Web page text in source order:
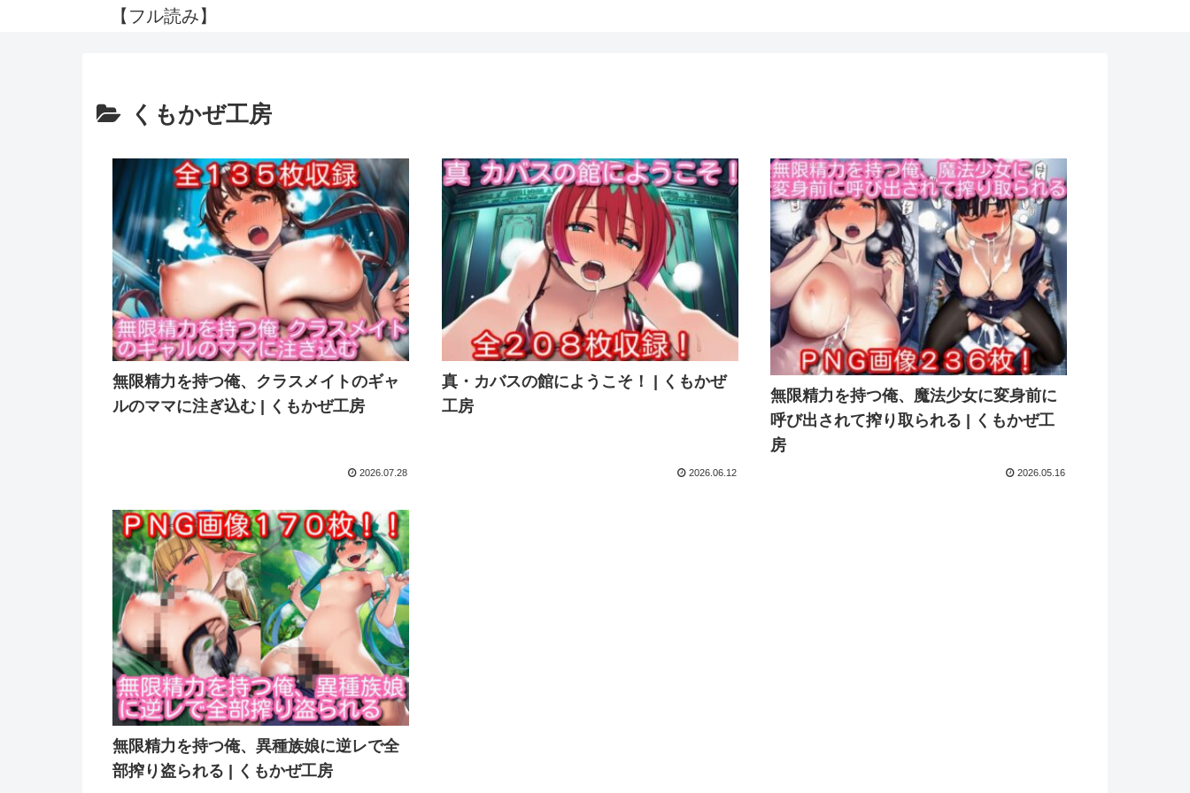
【フル読み】
くもかぜ工房
無限精力を持つ俺、クラスメイトのギャ
ルのママに注ぎ込む | くもかぜ工房
2026.07.28
真・カバスの館にようこそ！ | くもかぜ
工房
2026.06.12
無限精力を持つ俺、魔法少女に変身前に
呼び出されて搾り取られる | くもかぜ工
房
2026.05.16
無限精力を持つ俺、異種族娘に逆レで全
部搾り盗られる | くもかぜ工房